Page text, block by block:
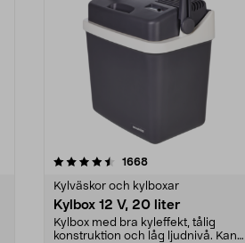
1668recensioner
Kylväskor och kylboxar
Kylbox 12 V, 20 liter
Kylbox med bra kyleffekt, tålig
konstruktion och låg ljudnivå. Kan
4.5 av 5 stjärnor